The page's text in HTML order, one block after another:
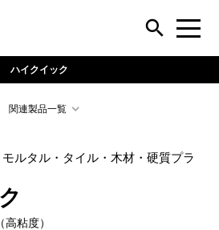
ハイクイック
関連製品一覧
ルタル・タイル・木材・硬質プラ
粘度）